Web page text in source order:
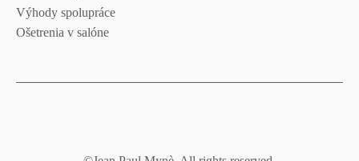
Výhody spolupráce
Ošetrenia v salóne